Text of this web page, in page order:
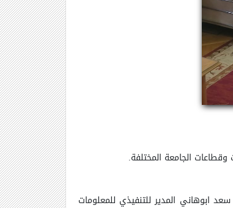
الجامعة المختلفة.
ابوهاني المدير للتنفيذي للمعلومات